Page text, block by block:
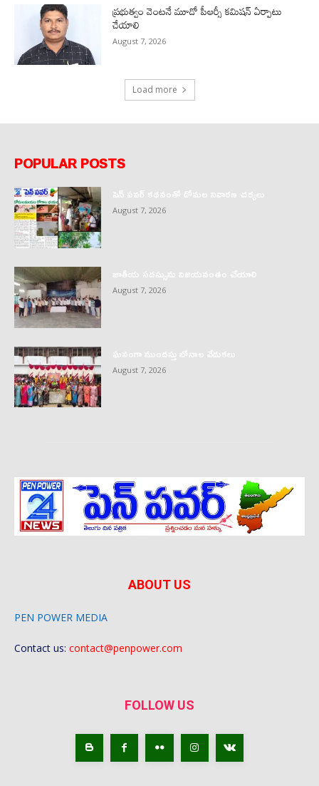
ప్రభుత్వం వెంటనే మూడో పీఆర్సీ కమిషన్ ఏర్పాటు
చేయాలి
August 7, 2026
Load more
POPULAR POSTS
పెన్ పవర్ కథనంతో దోమల నివారణ చర్యలు
August 7, 2026
జాతీయ సదస్సును విజయవంతం చేయాలి
August 7, 2026
ఘనంగా ముందస్తు బోనాల వేడుకలు
August 7, 2026
ABOUT US
PEN POWER MEDIA
Contact us: contact@penpower.com
FOLLOW US